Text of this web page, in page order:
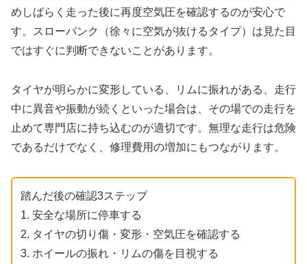
めしばらく走った後に再度空気圧を確認するのが安心で
す。スローパンク（徐々に空気が抜けるタイプ）は見た目
ではすぐに判断できないことがあります。
タイヤが明らかに変形している、リムに振れがある、走行
中に異音や振動が続くといった場合は、その場での走行を
止めて専門店に持ち込むのが適切です。無理な走行は危険
であるだけでなく、修理費用の増加にもつながります。
踏んだ後の確認3ステップ
1. 安全な場所に停車する
2. タイヤの切り傷・変形・空気圧を確認する
3. ホイールの振れ・リムの傷を目視する